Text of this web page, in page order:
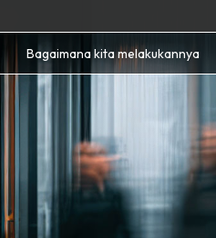
Bagaimana kita melakukannya